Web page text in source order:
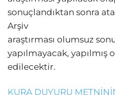
sonuçlandıktan sonra
Arşiv
araştırması olumsuz
yapılmayacak, yapılmış
edilecektir.
KURA DUYURU